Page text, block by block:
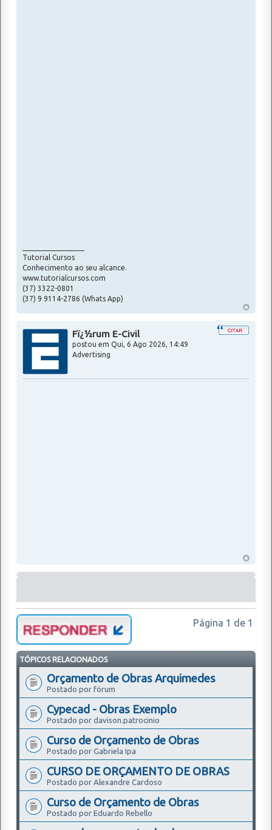
Tutorial Cursos
Conhecimento ao seu alcance.
www.tutorialcursos.com
(37) 3322-0801
(37) 9 9114-2786 (Whats App)
Fï¿½rum E-Civil
postou em Qui, 6 Ago 2026, 14:49
Advertising
Página 1 de 1
TÓPICOS RELACIONADOS
Orçamento de Obras Arquimedes
Postado por fórum
Cypecad - Obras Exemplo
Postado por davison.patrocinio
Curso de Orçamento de Obras
Postado por Gabriela Ipa
CURSO DE ORÇAMENTO DE OBRAS
Postado por Alexandre Cardoso
Curso de Orçamento de Obras
Postado por Eduardo Rebello